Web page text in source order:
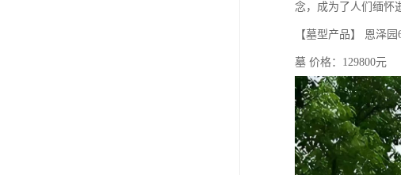
念，成为了人们缅怀
【墓型产品】 恩泽
墓 价格：129800元